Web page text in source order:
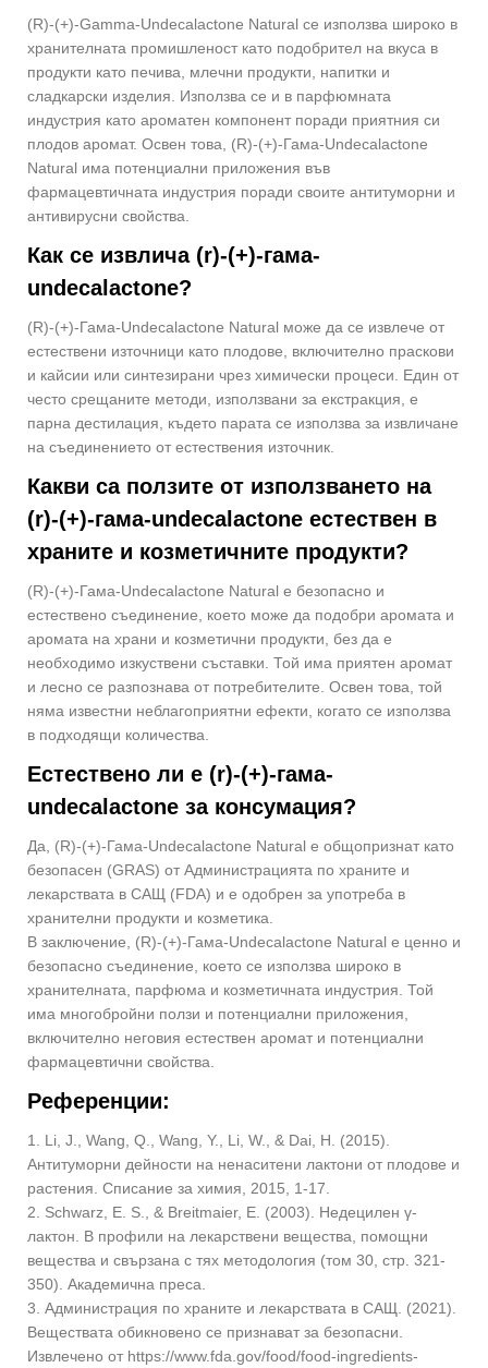
(R)-(+)-Gamma-Undecalactone Natural се използва широко в
хранителната промишленост като подобрител на вкуса в
продукти като печива, млечни продукти, напитки и
сладкарски изделия. Използва се и в парфюмната
индустрия като ароматен компонент поради приятния си
плодов аромат. Освен това, (R)-(+)-Гама-Undecalactone
Natural има потенциални приложения във
фармацевтичната индустрия поради своите антитуморни и
антивирусни свойства.
Как се извлича (r)-(+)-гама-
undecalactone?
(R)-(+)-Гама-Undecalactone Natural може да се извлече от
естествени източници като плодове, включително праскови
и кайсии или синтезирани чрез химически процеси. Един от
често срещаните методи, използвани за екстракция, е
парна дестилация, където парата се използва за извличане
на съединението от естествения източник.
Какви са ползите от използването на
(r)-(+)-гама-undecalactone естествен в
храните и козметичните продукти?
(R)-(+)-Гама-Undecalactone Natural е безопасно и
естествено съединение, което може да подобри аромата и
аромата на храни и козметични продукти, без да е
необходимо изкуствени съставки. Той има приятен аромат
и лесно се разпознава от потребителите. Освен това, той
няма известни неблагоприятни ефекти, когато се използва
в подходящи количества.
Естествено ли е (r)-(+)-гама-
undecalactone за консумация?
Да, (R)-(+)-Гама-Undecalactone Natural е общопризнат като
безопасен (GRAS) от Администрацията по храните и
лекарствата в САЩ (FDA) и е одобрен за употреба в
хранителни продукти и козметика.
В заключение, (R)-(+)-Гама-Undecalactone Natural е ценно и
безопасно съединение, което се използва широко в
хранителната, парфюма и козметичната индустрия. Той
има многобройни ползи и потенциални приложения,
включително неговия естествен аромат и потенциални
фармацевтични свойства.
Референции:
1. Li, J., Wang, Q., Wang, Y., Li, W., & Dai, H. (2015).
Антитуморни дейности на ненаситени лактони от плодове и
растения. Списание за химия, 2015, 1-17.
2. Schwarz, E. S., & Breitmaier, E. (2003). Недецилен γ-
лактон. В профили на лекарствени вещества, помощни
вещества и свързана с тях методология (том 30, стр. 321-
350). Академична преса.
3. Администрация по храните и лекарствата в САЩ. (2021).
Веществата обикновено се признават за безопасни.
Извлечено от https://www.fda.gov/food/food-ingredients-